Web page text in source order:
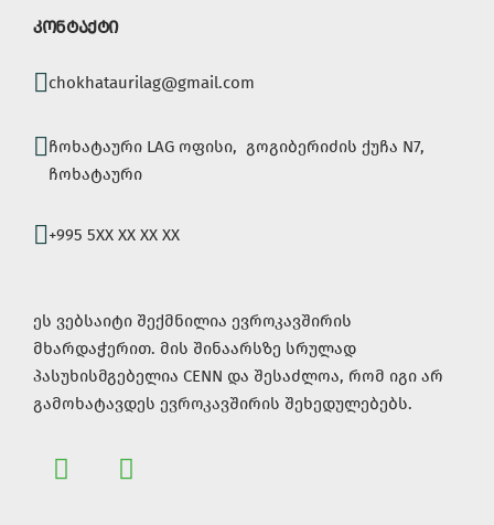
კონტაქტი
chokhataurilag@gmail.com
ჩოხატაური LAG ოფისი, გოგიბერიძის ქუჩა N7,
ჩოხატაური
+995 5XX XX XX XX
ეს ვებსაიტი შექმნილია ევროკავშირის
მხარდაჭერით. მის შინაარსზე სრულად
პასუხისმგებელია CENN და შესაძლოა, რომ იგი არ
გამოხატავდეს ევროკავშირის შეხედულებებს.